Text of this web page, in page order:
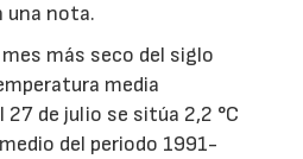
una nota.
más seco del siglo
media
de julio se sitúa 2,2 °C
del periodo 1991-